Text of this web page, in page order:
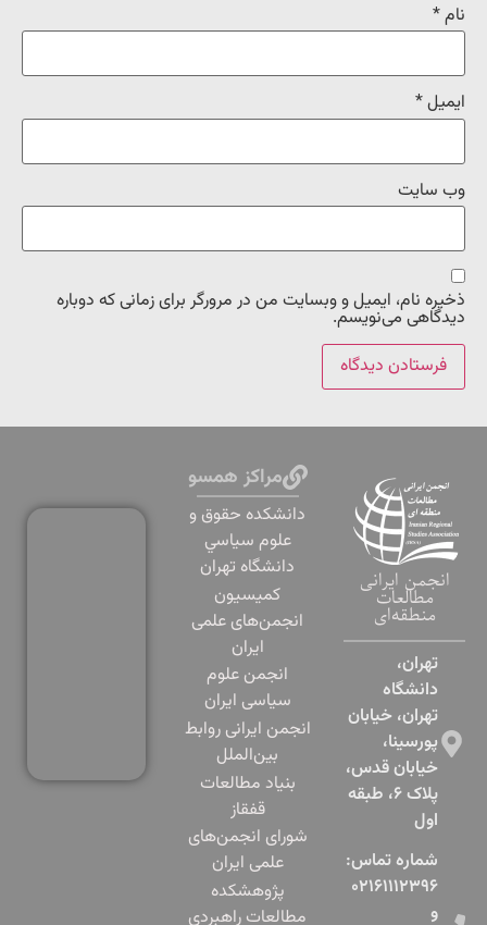
نام*
ایمیل*
وب‌ سایت
ذخیره نام، ایمیل و وبسایت من در مرورگر برای زمانی که دوباره
دیدگاهی می‌نویسم.
انجمن ایرانی
مطالعات
منطقه‌ای
تهران،
دانشگاه
تهران، خیابان
پورسینا،
خیابان قدس،
پلاک ۶، طبقه
اول​
شماره تماس:
۰۲۱۶۱۱۱۲۳۹۶
و
مراکز همسو
دانشكده حقوق و
علوم سياسي
دانشگاه تهران
کمیسیون
انجمن‌های علمی
ایران
انجمن علوم
سیاسی ایران
انجمن ایرانی روابط
بین‌الملل
بنياد مطالعات
قفقاز
شورای انجمن‌های
علمی ایران
پژوهشكده
مطالعات راهبردي